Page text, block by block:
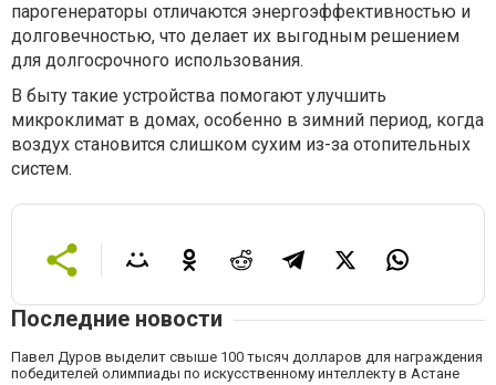
парогенераторы отличаются энергоэффективностью и
долговечностью, что делает их выгодным решением
для долгосрочного использования.
В быту такие устройства помогают улучшить
микроклимат в домах, особенно в зимний период, когда
воздух становится слишком сухим из-за отопительных
систем.
Последние новости
Павел Дуров выделит свыше 100 тысяч долларов для награждения
победителей олимпиады по искусственному интеллекту в Астане